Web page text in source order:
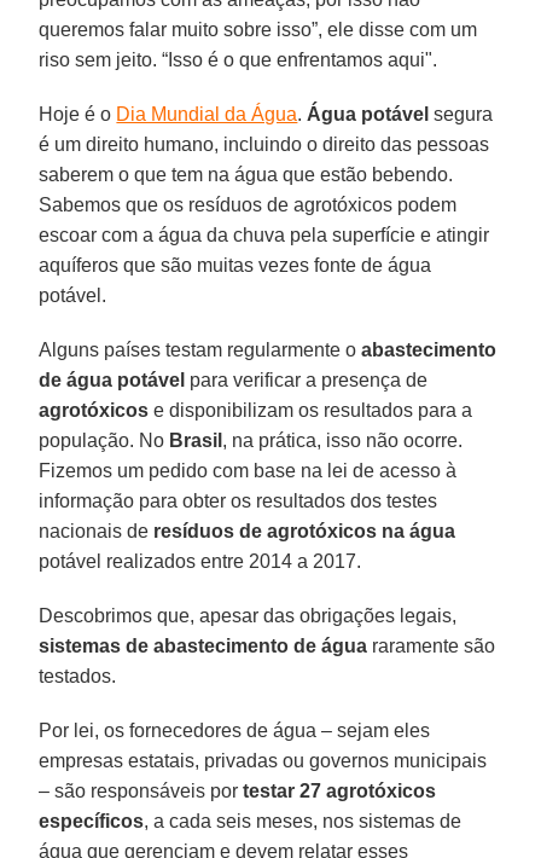
queremos falar muito sobre isso”, ele disse com um
riso sem jeito. “Isso é o que enfrentamos aqui".
Hoje é o Dia Mundial da Água. Água potável segura
é um direito humano, incluindo o direito das pessoas
saberem o que tem na água que estão bebendo.
Sabemos que os resíduos de agrotóxicos podem
escoar com a água da chuva pela superfície e atingir
aquíferos que são muitas vezes fonte de água
potável.
Alguns países testam regularmente o abastecimento
de água potável para verificar a presença de
agrotóxicos e disponibilizam os resultados para a
população. No Brasil , na prática, isso não ocorre.
Fizemos um pedido com base na lei de acesso à
informação para obter os resultados dos testes
nacionais de resíduos de agrotóxicos na água
potável realizados entre 2014 a 2017.
Descobrimos que, apesar das obrigações legais,
sistemas de abastecimento de água raramente são
testados.
Por lei, os fornecedores de água – sejam eles
empresas estatais, privadas ou governos municipais
– são responsáveis portestar 27 agrotóxicos
específicos, a cada seis meses, nos sistemas de
água que gerenciam e devem relatar esses